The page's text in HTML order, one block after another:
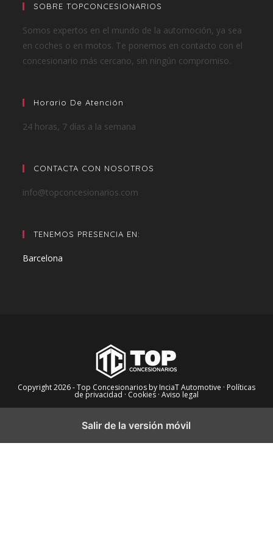
SOBRE TOPCONCESIONARIOS
Somos expertos en el mundo de la automoción, ya sea
en coches o en motos. Te ponemos en contacto con el
concesionario más cercano, sin ningún compromiso.
Horario De Atención
24 horas, 7 días a la semana
CONTACTA CON NOSOTROS
info@topconcesionarios.com
TENEMOS PRESENCIA EN:
Barcelona
Copyright 2026 - Top Concesionarios by InciaT Automotive · Políticas
de privacidad · Cookies · Aviso legal
Salir de la versión móvil